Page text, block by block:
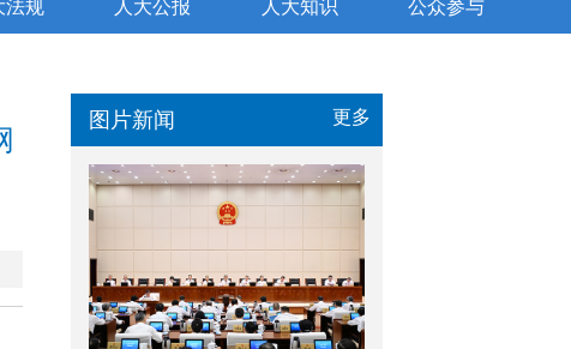
法规 人大公报 人大知识 公众参与
图片新闻 更多